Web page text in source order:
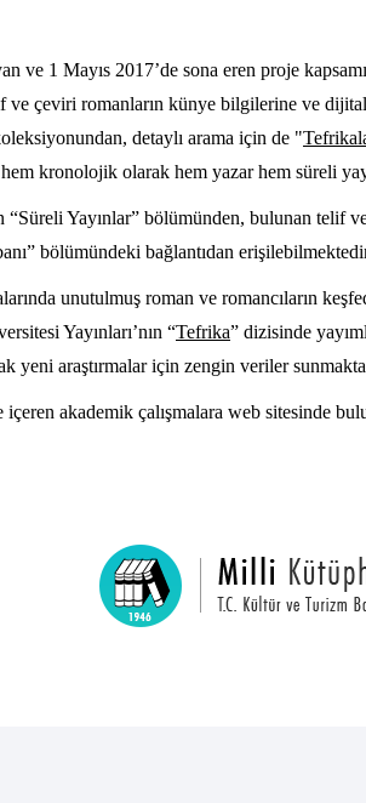
ve 1 Mayıs 2017’de sona eren proje
ve çeviri romanların künye bilgilerine ve
detaylı arama için de "
hem kronolojik olarak hem yazar hem süreli
Yayınlar” bölümünden, bulunan
bölümündeki bağlantıdan
unutulmuş roman ve romancıların
Yayınları’nın “Tefrika” dizisinde
yeni araştırmalar için zengin veriler
akademik çalışmalara web sitesinde